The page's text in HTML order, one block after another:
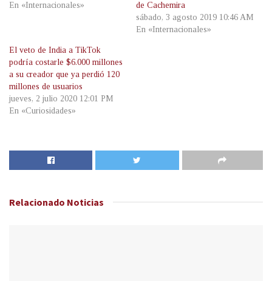
En «Internacionales»
de Cachemira
sábado, 3 agosto 2019 10:46 AM
En «Internacionales»
El veto de India a TikTok
podría costarle $6.000 millones
a su creador que ya perdió 120
millones de usuarios
jueves, 2 julio 2020 12:01 PM
En «Curiosidades»
Relacionado Noticias